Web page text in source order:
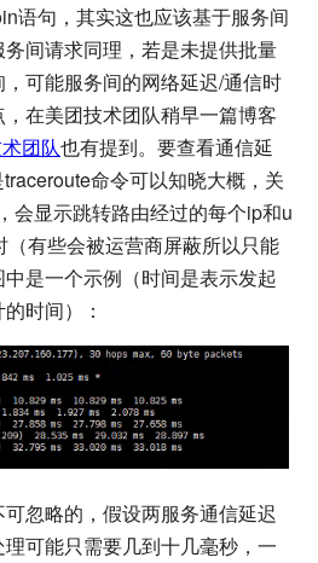
语句，其实这也应该基于服务间
间请求同理，若是未提供批量
可能服务间的网络延迟/通信时
在美团技术团队稍早一篇博客
团队也有提到。要查看通信延
命令可以知晓大概，关
会显示跳转路由经过的每个ip和u
有些会被运营商屏蔽所以只能
是一个示例（时间是表示发起
时间）：
忽略的，假设两服务通信延迟
可能只需要几到十几毫秒，一